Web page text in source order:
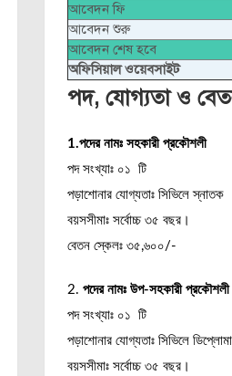
আবেদন ফি
আবেদন শুরু
আবেদন শেষ হবে
অফিসিয়াল ওয়েবসাইট
পদ, যোগ্যতা ও
1.পদের নামঃ সহকারী প্রকৌশলী
পদ সংখ্যাঃ ০১ টি
পড়াশোনার যোগ্যতাঃ সিভিলে স্নাতক
বয়সসীমাঃ সর্বোচ্চ ৩৫ বছর।
বেতন স্কেলঃ ৩৫,৬০০/-
2. পদের নামঃ উপ-সহকারী প্রকৌশলী
পদ সংখ্যাঃ ০১ টি
পড়াশোনার যোগ্যতাঃ সিভিলে ডিপ্লোমা
বয়সসীমাঃ সর্বোচ্চ ৩৫ বছর।